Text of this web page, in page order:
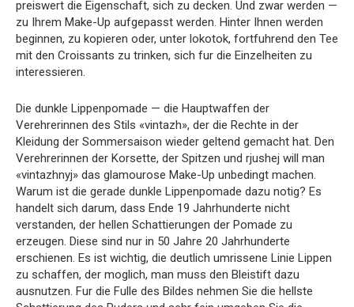
preiswert die Eigenschaft, sich zu decken. Und zwar werden —
zu Ihrem Make-Up aufgepasst werden. Hinter Ihnen werden
beginnen, zu kopieren oder, unter lokotok, fortfuhrend den Tee
mit den Croissants zu trinken, sich fur die Einzelheiten zu
interessieren.
Die dunkle Lippenpomade — die Hauptwaffen der
Verehrerinnen des Stils «vintazh», der die Rechte in der
Kleidung der Sommersaison wieder geltend gemacht hat. Den
Verehrerinnen der Korsette, der Spitzen und rjushej will man
«vintazhnyj» das glamourose Make-Up unbedingt machen.
Warum ist die gerade dunkle Lippenpomade dazu notig? Es
handelt sich darum, dass Ende 19 Jahrhunderte nicht
verstanden, der hellen Schattierungen der Pomade zu
erzeugen. Diese sind nur in 50 Jahre 20 Jahrhunderte
erschienen. Es ist wichtig, die deutlich umrissene Linie Lippen
zu schaffen, der moglich, man muss den Bleistift dazu
ausnutzen. Fur die Fulle des Bildes nehmen Sie die hellste